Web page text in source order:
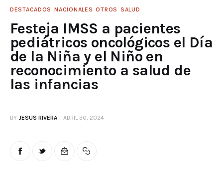
DESTACADOS NACIONALES OTROS SALUD
Festeja IMSS a pacientes
pediátricos oncológicos el Día
de la Niña y el Niño en
reconocimiento a salud de
las infancias
BY JESUS RIVERA ABRIL 30, 2024